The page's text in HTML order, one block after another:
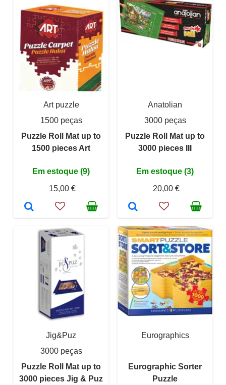
Art puzzle
1500 peças
Puzzle Roll Mat up to
1500 pieces Art
Em estoque (9)
15,00 €
Anatolian
3000 peças
Puzzle Roll Mat up to
3000 pieces III
Em estoque (3)
20,00 €
Jig&Puz
3000 peças
Puzzle Roll Mat up to
3000 pieces Jig & Puz
Eurographics
Eurographic Sorter
Puzzle